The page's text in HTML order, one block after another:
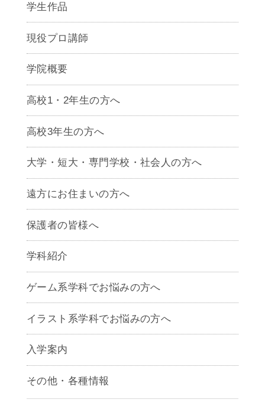
学生作品
現役プロ講師
学院概要
高校1・2年生の方へ
高校3年生の方へ
大学・短大・専門学校・社会人の方へ
遠方にお住まいの方へ
保護者の皆様へ
学科紹介
ゲームクリエイター学科
CG学科
アニメーション学科
声優学科
ゲーム系学科でお悩みの方へ
イラスト系学科でお悩みの方へ
入学案内
募集要項
早期出願制度・AOエントリー
その他・各種情報
アクセス